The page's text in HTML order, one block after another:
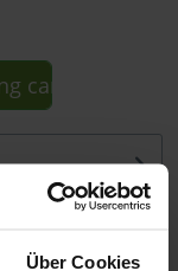
Über Cookies
cart
(Male) adaptiert